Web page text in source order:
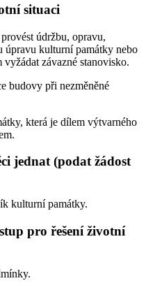
situaci
údržbu, opravu,
úpravu kulturní památky nebo
závazné stanovisko.
budovy při nezměněné
která je dílem výtvarného
jednat (podat žádost
kulturní památky.
pro řešení životní